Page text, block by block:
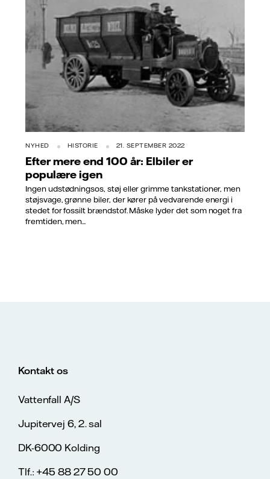
NYHED HISTORIE 21. SEPTEMBER 2022
Efter mere end 100 år: Elbiler er
populære igen
Ingen udstødningsos, støj eller grimme tankstationer, men
støjsvage, grønne biler, der kører på vedvarende energi i
stedet for fossilt brændstof. Måske lyder det som noget fra
fremtiden, men...
Kontakt os
Vattenfall A/S
Jupitervej 6, 2. sal
DK-6000 Kolding
Tlf.: +45 88 27 50 00